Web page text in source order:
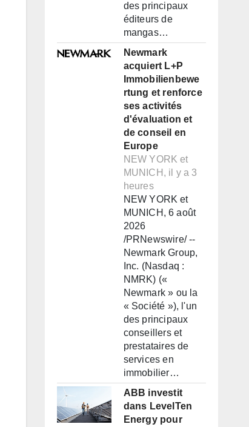
des principaux
éditeurs de
mangas…
Newmark
acquiert L+P
Immobilienbewe
rtung et renforce
ses activités
d'évaluation et
de conseil en
Europe
NEW YORK et
MUNICH, il y a 3
heures
NEW YORK et
MUNICH, 6 août
2026
/PRNewswire/ --
Newmark Group,
Inc. (Nasdaq :
NMRK) («
Newmark » ou la
« Société »), l'un
des principaux
conseillers et
prestataires de
services en
immobilier…
ABB investit
dans LevelTen
Energy pour